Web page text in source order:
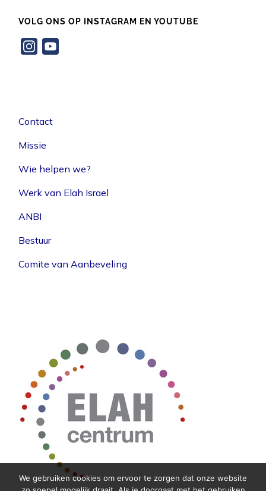
VOLG ONS OP INSTAGRAM EN YOUTUBE
Instagram
Contact
Missie
Wie helpen we?
Werk van Elah Israel
ANBI
Bestuur
Comite van Aanbeveling
We gebruiken cookies om ervoor te zorgen dat onze website